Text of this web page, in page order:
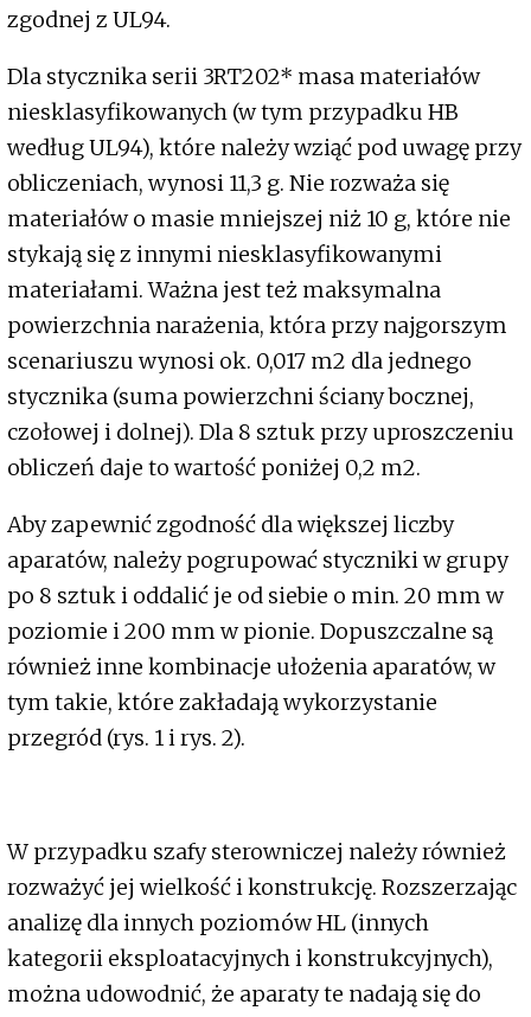
zgodnej z UL94.
Dla stycznika serii 3RT202* masa materiałów
niesklasyfikowanych (w tym przypadku HB
według UL94), które należy wziąć pod uwagę przy
obliczeniach, wynosi 11,3 g. Nie rozważa się
materiałów o masie mniejszej niż 10 g, które nie
stykają się z innymi niesklasyfikowanymi
materiałami. Ważna jest też maksymalna
powierzchnia narażenia, która przy najgorszym
scenariuszu wynosi ok. 0,017 m2 dla jednego
stycznika (suma powierzchni ściany bocznej,
czołowej i dolnej). Dla 8 sztuk przy uproszczeniu
obliczeń daje to wartość poniżej 0,2 m2.
Aby zapewnić zgodność dla większej liczby
aparatów, należy pogrupować styczniki w grupy
po 8 sztuk i oddalić je od siebie o min. 20 mm w
poziomie i 200 mm w pionie. Dopuszczalne są
również inne kombinacje ułożenia aparatów, w
tym takie, które zakładają wykorzystanie
przegród (rys. 1 i rys. 2).
W przypadku szafy sterowniczej należy również
rozważyć jej wielkość i konstrukcję. Rozszerzając
analizę dla innych poziomów HL (innych
kategorii eksploatacyjnych i konstrukcyjnych),
można udowodnić, że aparaty te nadają się do